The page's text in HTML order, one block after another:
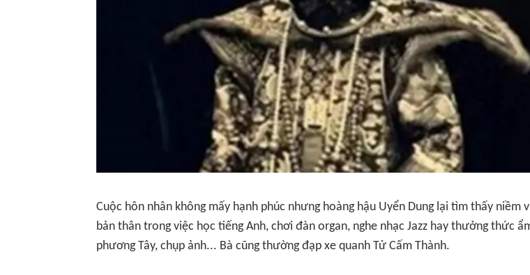
Cuộc hôn nhân không mấy hạnh phúc nhưng hoàng hậu Uyển Dung lại tìm thấy niềm
bản thân trong việc học tiếng Anh, chơi đàn organ, nghe nhạc Jazz hay thưởng thức
phương Tây, chụp ảnh... Bà cũng thường đạp xe quanh Tử Cấm Thành.